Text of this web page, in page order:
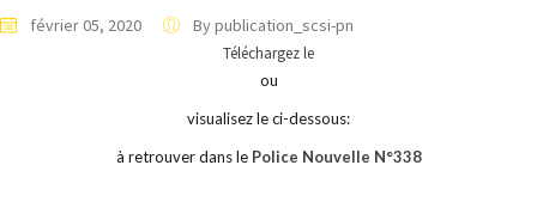
février 05, 2020 By publication_scsi-pn
Téléchargez le
ou
visualisez le ci-dessous:
à retrouver dans le Police Nouvelle N°338